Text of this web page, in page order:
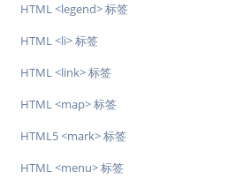
HTML <legend> 标签
HTML <li> 标签
HTML <link> 标签
HTML <map> 标签
HTML5 <mark> 标签
HTML <menu> 标签